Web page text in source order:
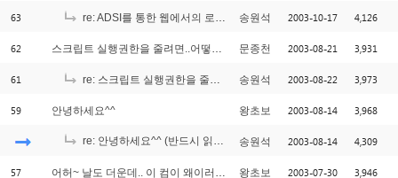
63 re: ADSI를 통한 웹에서의 로그인 송원석 2003-10-17 4,126
62 스크립트 실행권한을 줄려면..어떻게 주어야 하나요? 문종천 2003-08-21 3,931
61 re: 스크립트 실행권한을 줄려면..어떻게 주어야 하나요? 송원석 2003-08-22 3,973
59 안녕하세요^^ 왕초보 2003-08-14 3,968
re: 안녕하세요^^ (반드시 읽어보세요. ^_^;;;) [7]
송원석 2003-08-14 4,309
57 어허~ 날도 더운데.. 이 컴이 왜이러시나~ 왕초보 2003-07-30 3,946